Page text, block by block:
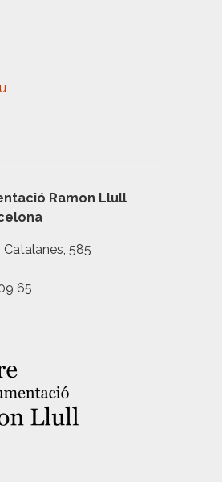
Ramon Llull
Catalanes, 585
65